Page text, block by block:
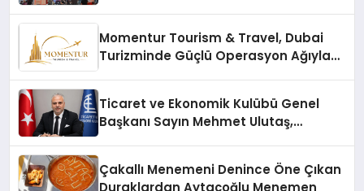
Momentur Tourism & Travel, Dubai
Turizminde Güçlü Operasyon Ağıyla
Ticaret ve Ekonomik Kulübü Genel
Başkanı Sayın Mehmet Ulutaş,
Çakallı Menemeni Denince Öne Çıkan